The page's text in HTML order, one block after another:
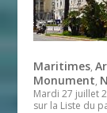
Maritimes,
Monument,
Mardi 27 juillet
sur la Liste du